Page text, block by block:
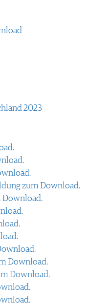
2023
zum Download.
Download.
Download.
Download.